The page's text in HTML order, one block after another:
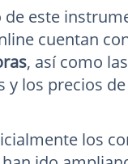
de este
cuentan
, así como
y los precios
los